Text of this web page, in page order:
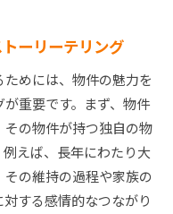
ーリーテリング
めには、物件の魅力を
重要です。まず、物件
の物件が持つ独自の物
えば、長年にわたり大
の維持の過程や家族の
する感情的なつながり